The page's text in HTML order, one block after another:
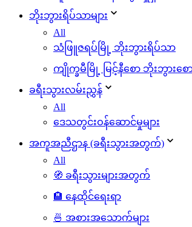
ဘိုးဘွားရိပ်သာများ
All
သံဖြူဇရပ်မြို့ ဘိုးဘွားရိပ်သာ
ကျိုက္ခမီမြို့ မြင့်နီစော ဘိုးဘွားစ
ခရီးသွားလမ်းညွှန်
All
ဒေသတွင်းဝန်ဆောင်မှုများ
အကူအညီဌာန (ခရီးသွားအတွက်)
All
🧭 ခရီးသွားများအတွက်
🏨 နေထိုင်ရေးရာ
🍜 အစားအသောက်များ